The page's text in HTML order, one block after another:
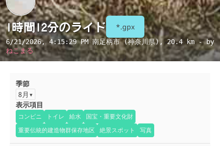
1時間12分のライド *.gpx
6/21/2026, 4:15:29 PM南足柄市 (神奈川県), 20.4 km - by
ねこまる
季節
8月
表示項目
コンビニ トイレ 給水
国宝・重要文化財
重要伝統的建造物群保存地区
絶景スポット 写真